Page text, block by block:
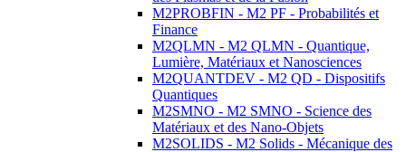
M2PROBFIN - M2 PF - Probabilités et
Finance
M2QLMN - M2 QLMN - Quantique,
Lumière, Matériaux et Nanosciences
M2QUANTDEV - M2 QD - Dispositifs
Quantiques
M2SMNO - M2 SMNO - Science des
Matériaux et des Nano-Objets
M2SOLIDS - M2 Solids - Mécanique des